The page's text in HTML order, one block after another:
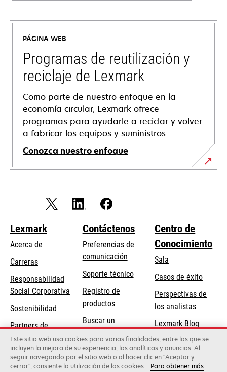
se
abre
una
pestaña
nueva
PÁGINA WEB
Programas de reutilización y
reciclaje de Lexmark
Como parte de nuestro enfoque en la
economía circular, Lexmark ofrece
programas para ayudarle a reciclar y volver
a fabricar los equipos y suministros.
Conozca nuestro enfoque
Lexmark
Acerca de
Carreras
Responsabilidad
Social Corporativa
abre
una
pestaña
nueva
Sostenibilidad
Partners de
Lexmark
Contáctenos
Preferencias de
comunicación
Soporte técnicose
pestaña
nueva
Registro de
productos
Buscar un
concesionario
Centro de
Conocimiento
Sala
Casos de éxito
Perspectivas de
los analistas
Lexmark Blog
Lexmark International, Inc., una empresa de Xerox
Este sitio web usa cookies para varias finalidades, entre las que se
incluyen la mejora de su experiencia, las analíticas y anuncios. Al
seguir navegando por el sitio web o al hacer clic en "Aceptar y
cerrar", consiente la utilización de las cookies.
Para obtener más